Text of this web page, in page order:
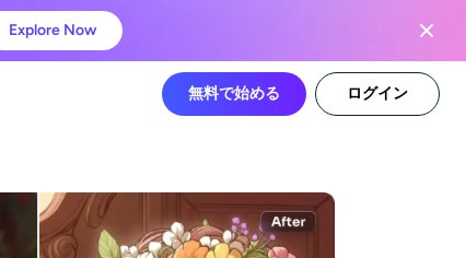
Explore Now
無料で始める ログイン